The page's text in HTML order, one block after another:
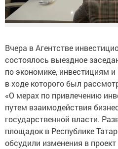
Вчера в Агентстве
состоялось выездное
по экономике, инвестициям
в ходе которого был
«О мерах по привлечению
путем взаимодействия
государственной власти.
площадок в Республике
обсудили изменения в проект